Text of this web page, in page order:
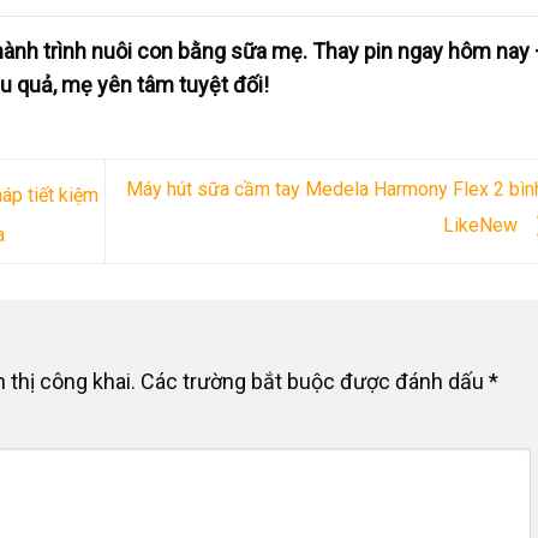
trình nuôi con bằng sữa mẹ. Thay pin ngay hôm nay
quả, mẹ yên tâm tuyệt đối!
tiết kiệm
Máy hút sữa cầm tay Medela Harmony Flex 2
LikeNew
thị công khai. Các trường bắt buộc được đánh dấu *